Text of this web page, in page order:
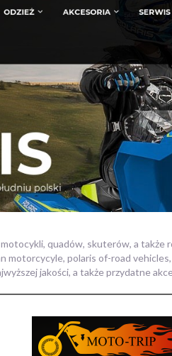
quadów, skuterów, a
motorcycyle, polaris of-road
jakości, a także przydatne